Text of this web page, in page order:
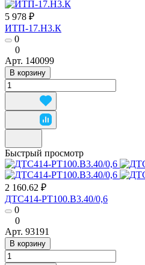
5 978 ₽
ИТП-17.Н3.К
0
0
Арт. 140099
В корзину
Быстрый просмотр
2 160.62 ₽
ДТС414-РТ100.В3.40/0,6
0
0
Арт. 93191
В корзину